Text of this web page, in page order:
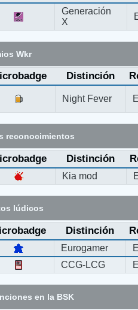
Generación
X
Wkr
Distinción
Night Fever
reconocimientos
Distinción
Kia mod
lúdicos
Distinción
Eurogamer
CCG-LCG
en la BSK